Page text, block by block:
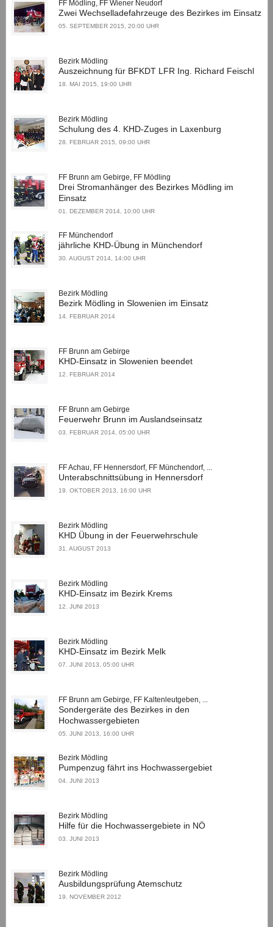
FF Mödling, FF Wiener Neudorf
Zwei Wechselladefahrzeuge des Bezirkes im Einsatz
05. SEPTEMBER 2015, 20:00 UHR
Bezirk Mödling
Auszeichnung für BFKDT LFR Ing. Richard Feischl
18. MAI 2015, 19:00 UHR
Bezirk Mödling
Schulung des 4. KHD-Zuges in Laxenburg
28. FEBRUAR 2015, 09:00 UHR
FF Brunn am Gebirge, FF Mödling
Drei Stromanhänger des Bezirkes Mödling im
Einsatz
01. DEZEMBER 2014, 10:00 UHR
FF Münchendorf
jährliche KHD-Übung in Münchendorf
30. AUGUST 2014, 14:00 UHR
Bezirk Mödling
Bezirk Mödling in Slowenien im Einsatz
14. FEBRUAR 2014
FF Brunn am Gebirge
KHD-Einsatz in Slowenien beendet
12. FEBRUAR 2014
FF Brunn am Gebirge
Feuerwehr Brunn im Auslandseinsatz
03. FEBRUAR 2014, 05:00 UHR
FF Achau, FF Hennersdorf, FF Münchendorf, ...
Unterabschnittsübung in Hennersdorf
19. OKTOBER 2013, 16:00 UHR
Bezirk Mödling
KHD Übung in der Feuerwehrschule
31. AUGUST 2013
Bezirk Mödling
KHD-Einsatz im Bezirk Krems
12. JUNI 2013
Bezirk Mödling
KHD-Einsatz im Bezirk Melk
07. JUNI 2013, 05:00 UHR
FF Brunn am Gebirge, FF Kaltenleutgeben, ...
Sondergeräte des Bezirkes in den
Hochwassergebieten
05. JUNI 2013, 16:00 UHR
Bezirk Mödling
Pumpenzug fährt ins Hochwassergebiet
04. JUNI 2013
Bezirk Mödling
Hilfe für die Hochwassergebiete in NÖ
03. JUNI 2013
Bezirk Mödling
Ausbildungsprüfung Atemschutz
19. NOVEMBER 2012